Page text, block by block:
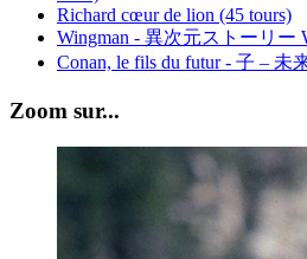
Richard cœur de lion (45 tours)
Wingman - 異次元ストーリー
Conan, le fils du futur - 子 – 未
Zoom sur...